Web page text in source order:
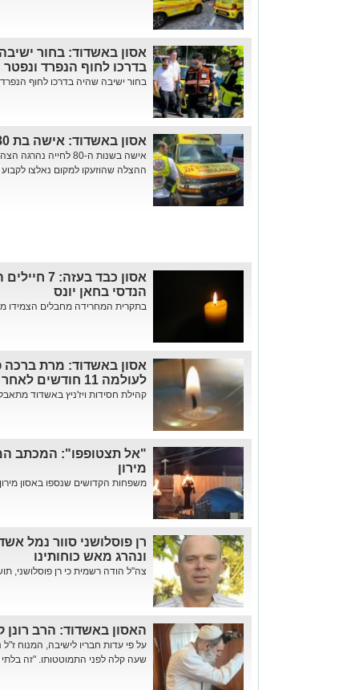
אסון באשדוד: בחור
בדרכו לחוף הנפרד ונפטר
בחור ישיבה שהיה בדרכו לחוף
אסון באשדוד: אישה בת 80 נהרגה בנפילה מגובה
אישה בשנות ה-80
ההצלה שהוזעקו למקום נאלצו
אסון כבד
הנדסי בחאן יונס
בתקרית המחרידה מחבלים הצמידו
אסון באשדוד: מרת ברכה
לעולמה 11 חודשים לאחר פטירת בנה
קהילת חסידות ויז'ניץ באשדוד
"אל תצטופפו": המכתב
מירון
משפחות הקדושים שנספו באסון
רן פוסלושני סוור נמל
ונהרג מאש כוחותינו
צה"ל הודה רשמית כי רן פוסלושני,
האסון באשדוד: הרב
על פי עדות חבריו לישיבה, המנוח
שעה קלה לפני התמוטטותו. "זה